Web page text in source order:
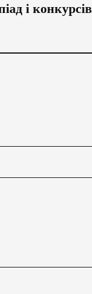
і конкурсів